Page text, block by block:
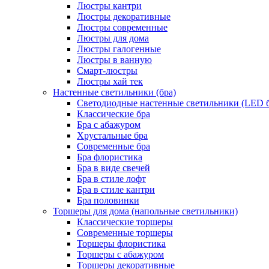
Люстры кантри
Люстры декоративные
Люстры современные
Люстры для дома
Люстры галогенные
Люстры в ванную
Смарт-люстры
Люстры хай тек
Настенные светильники (бра)
Светодиодные настенные светильники (LED
Классические бра
Бра с абажуром
Хрустальные бра
Современные бра
Бра флористика
Бра в виде свечей
Бра в стиле лофт
Бра в стиле кантри
Бра половинки
Торшеры для дома (напольные светильники)
Классические торшеры
Современные торшеры
Торшеры флористика
Торшеры с абажуром
Торшеры декоративные